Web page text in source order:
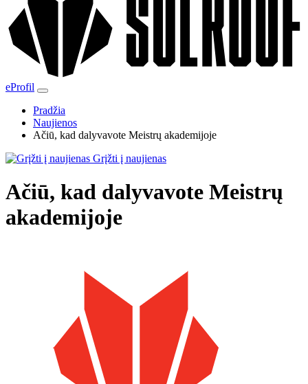
eProfil
Pradžia
Naujienos
Ačiū, kad dalyvavote Meistrų akademijoje
Grįžti į naujienas
Ačiū, kad dalyvavote Meistrų
akademijoje